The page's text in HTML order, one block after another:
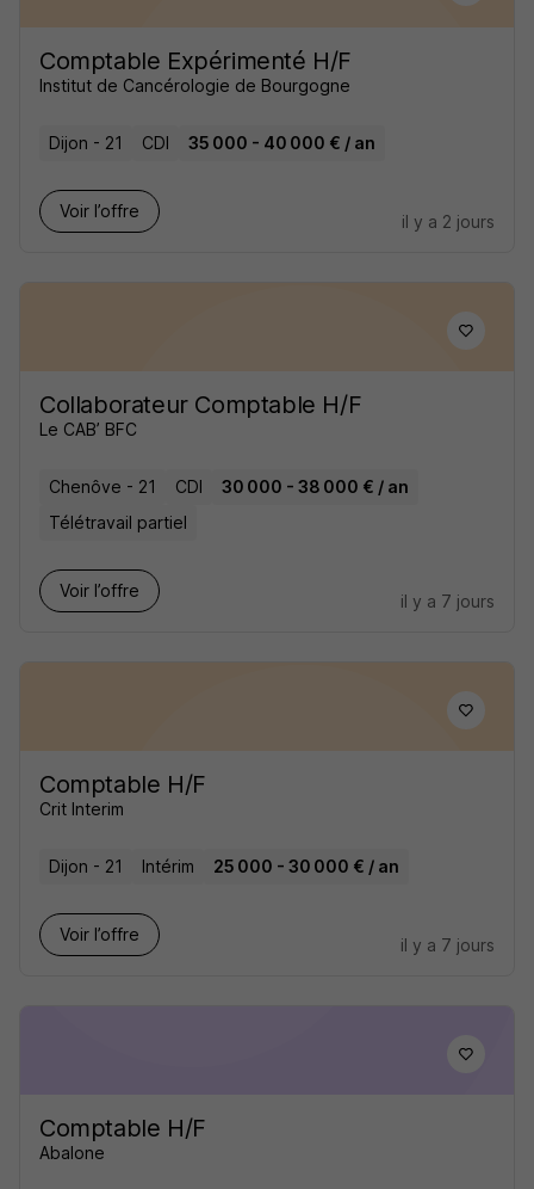
Comptable Expérimenté H/F
Institut de Cancérologie de Bourgogne
Dijon - 21 CDI 35 000 - 40 000 € / an
Voir l’offre
il y a 2 jours
Collaborateur Comptable H/F
Le CAB’ BFC
Chenôve - 21 CDI
30 000 - 38 000 € / an
Télétravail partiel
Voir l’offre
il y a 7 jours
Comptable H/F
Crit Interim
Dijon - 21 Intérim 25 000 - 30 000 € / an
Voir l’offre
il y a 7 jours
Comptable H/F
Abalone